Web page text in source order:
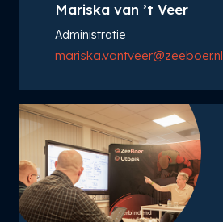
Mariska van ’t Veer
Administratie
mariska.vantveer@zeeboer.nl